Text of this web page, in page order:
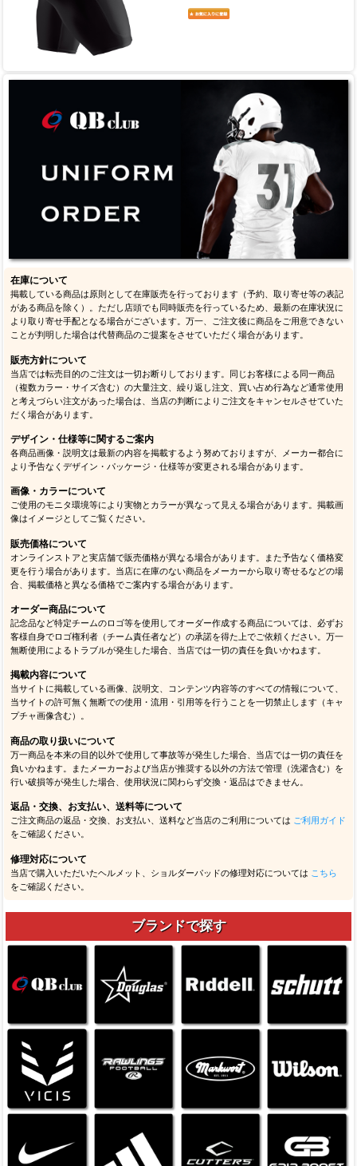
在庫について
掲載している商品は原則として在庫販売を行っております（予約、取り寄せ等の表記
がある商品を除く）。ただし店頭でも同時販売を行っているため、最新の在庫状況に
より取り寄せ手配となる場合がございます。万一、ご注文後に商品をご用意できない
ことが判明した場合は代替商品のご提案をさせていただく場合があります。
販売方針について
当店では転売目的のご注文は一切お断りしております。同じお客様による同一商品
（複数カラー・サイズ含む）の大量注文、繰り返し注文、買い占め行為など通常使用
と考えづらい注文があった場合は、当店の判断によりご注文をキャンセルさせていた
だく場合があります。
デザイン・仕様等に関するご案内
各商品画像・説明文は最新の内容を掲載するよう努めておりますが、メーカー都合に
より予告なくデザイン・パッケージ・仕様等が変更される場合があります。
画像・カラーについて
ご使用のモニタ環境等により実物とカラーが異なって見える場合があります。掲載画
像はイメージとしてご覧ください。
販売価格について
オンラインストアと実店舗で販売価格が異なる場合があります。また予告なく価格変
更を行う場合があります。当店に在庫のない商品をメーカーから取り寄せるなどの場
合、掲載価格と異なる価格でご案内する場合があります。
オーダー商品について
記念品など特定チームのロゴ等を使用してオーダー作成する商品については、必ずお
客様自身でロゴ権利者（チーム責任者など）の承諾を得た上でご依頼ください。万一
無断使用によるトラブルが発生した場合、当店では一切の責任を負いかねます。
掲載内容について
当サイトに掲載している画像、説明文、コンテンツ内容等のすべての情報について、
当サイトの許可無く無断での使用・流用・引用等を行うことを一切禁止します（キャ
プチャ画像含む）。
商品の取り扱いについて
万一商品を本来の目的以外で使用して事故等が発生した場合、当店では一切の責任を
負いかねます。またメーカーおよび当店が推奨する以外の方法で管理（洗濯含む）を
行い破損等が発生した場合、使用状況に関わらず交換・返品はできません。
返品・交換、お支払い、送料等について
ご注文商品の返品・交換、お支払い、送料など当店のご利用については ご利用ガイド
をご確認ください。
修理対応について
当店で購入いただいたヘルメット、ショルダーパッドの修理対応については こちら
をご確認ください。
ブランドで探す